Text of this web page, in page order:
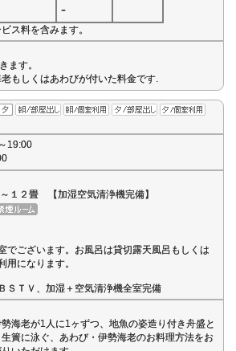
-
ス料を含みます。
ます。
もしくはあわびが付いた料金です.
19:00
～１２畳 【加湿空気清浄機完備】
でございます。お風呂は貸切露天風呂もしくは
用になります。
ＳＴＶ、加湿＋空気清浄機全室完備
勢海老が1人に1ヶずつ、地魚の姿造り付き舟盛と
簀に泳ぐ、あわび・伊勢海老のお料理方法をお